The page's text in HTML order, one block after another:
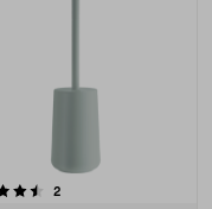
2anmeldelser